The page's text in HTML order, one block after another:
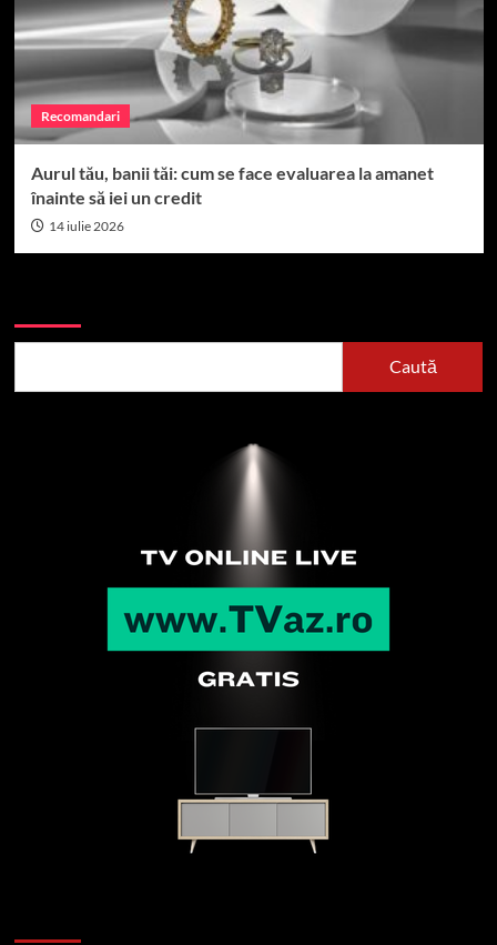
Recomandari
Aurul tău, banii tăi: cum se face evaluarea la amanet
înainte să iei un credit
14 iulie 2026
Caută